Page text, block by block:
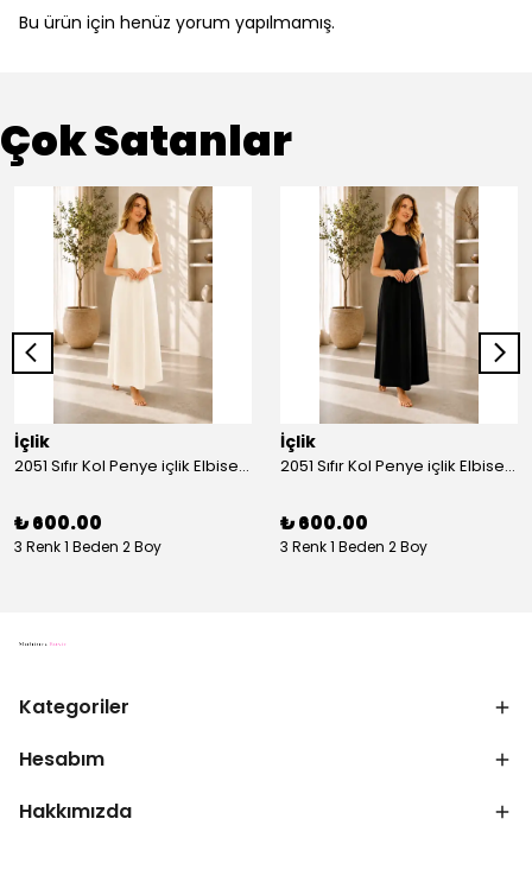
Bu ürün için henüz yorum yapılmamış.
Çok Satanlar
İçlik
2051 Sıfır Kol Penye içlik Elbise - Ekru
₺ 600.00
3 Renk 1 Beden 2 Boy
İçlik
2051 Sıfır Kol Penye içlik Elbise - Siyah
₺ 600.00
3 Renk 1 Beden 2 Boy
Kategoriler
Hesabım
Hakkımızda